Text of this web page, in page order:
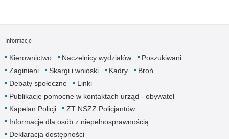
Informacje
Kierownictwo Naczelnicy wydziałów
Poszukiwani
Zaginieni
Skargi i wnioski Kadry
Broń
Debaty społeczne
Linki
Publikacje pomocne w kontaktach urząd - obywatel
Kapelan Policji
ZT NSZZ Policjantów
Informacje dla osób z niepełnosprawnością
Deklaracja dostępności